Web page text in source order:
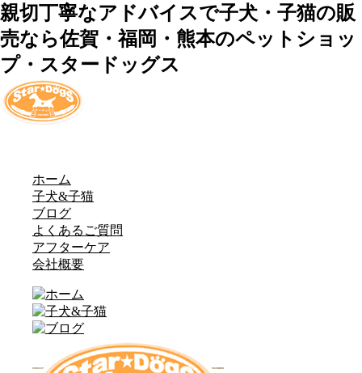
親切丁寧なアドバイスで子犬・子猫の販
売なら佐賀・福岡・熊本のペットショッ
プ・スタードッグス
ホーム
子犬&子猫
ブログ
よくあるご質問
アフターケア
会社概要